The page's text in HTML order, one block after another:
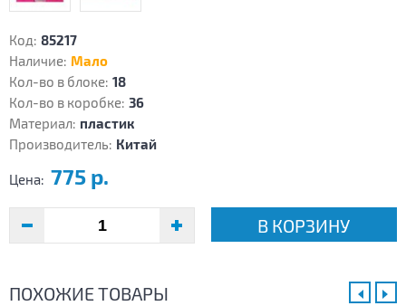
Код: 85217
Наличие: Мало
Кол-во в блоке: 18
Кол-во в коробке: 36
Материал: пластик
Производитель: Китай
Цена: 775 р.
В КОРЗИНУ
ПОХОЖИЕ ТОВАРЫ